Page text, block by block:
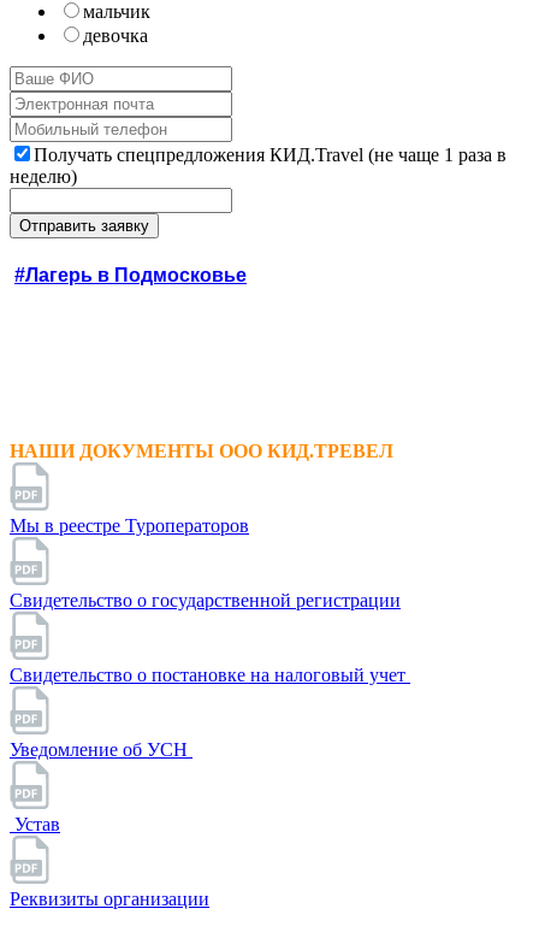
мальчик
девочка
Получать спецпредложения КИД.Travel (не чаще 1 раза в
неделю)
#Лагерь в Подмосковье
НАШИ ДОКУМЕНТЫ ООО КИД.ТРЕВЕЛ
Мы в реестре Туроператоров
Свидетельство о государственной регистрации
Свидетельство о постановке на налоговый учет
Уведомление об УСН
Устав
Реквизиты организации